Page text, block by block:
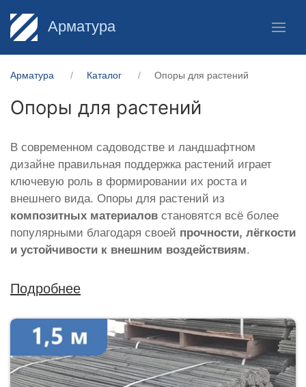
Арматура
Арматура Каталог Опоры для растений
Опоры для растений
В современном садоводстве и ландшафтном
дизайне правильная поддержка растений играет
ключевую роль в формировании их роста и
внешнего вида. Опоры для растений из
композитных материалов становятся всё более
популярными благодаря своей прочности, лёгкости
и устойчивости к внешним воздействиям.
Подробнее